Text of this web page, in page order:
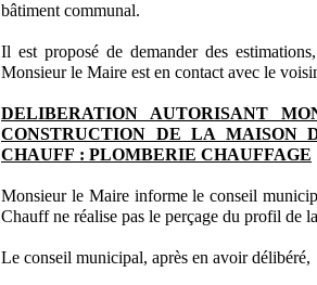
bâtiment communal.
Il est proposé de demander des
Monsieur le Maire est en contact avec le
DELIBERATION AUTORISANT
CONSTRUCTION DE LA MAISON
CHAUFF : PLOMBERIE CHAUFFAGE
Monsieur le Maire informe le conseil
Chauff ne réalise pas le perçage du profil de
Le conseil municipal, après en avoir délibéré,